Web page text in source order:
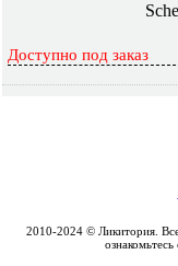
Доступно под заказ
2010-2024 © Ликитория.
ознакомьтесь